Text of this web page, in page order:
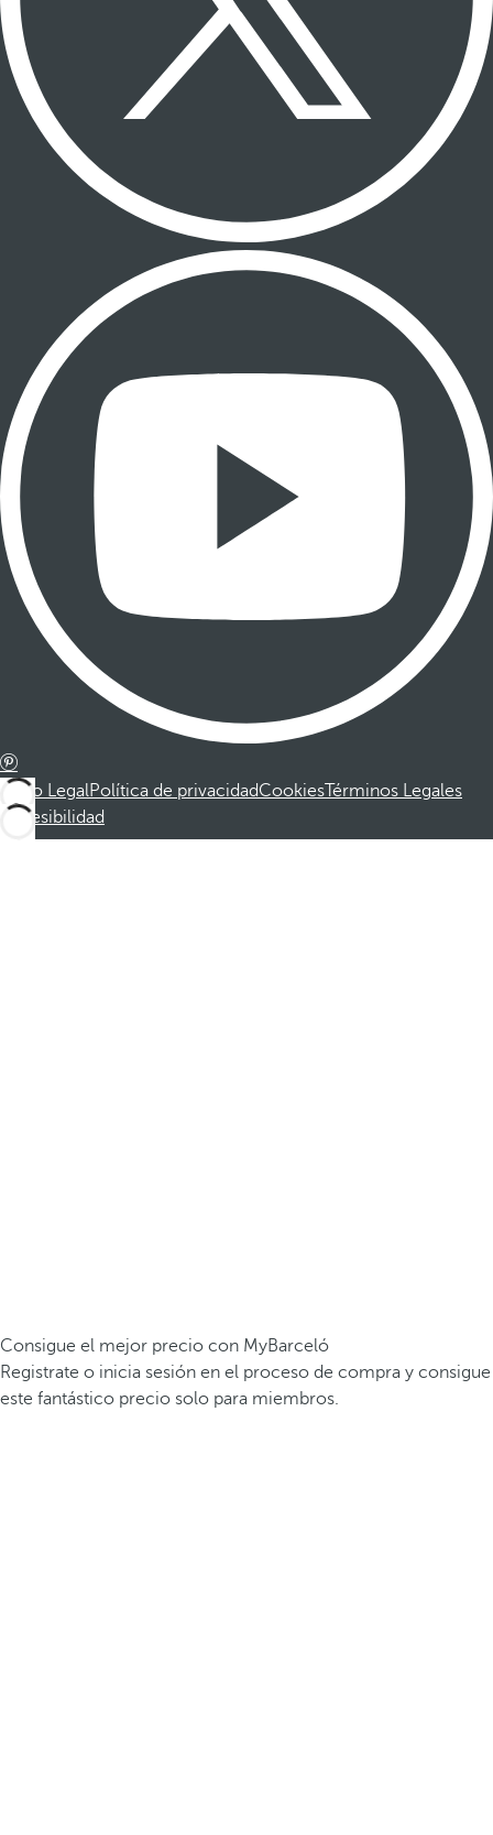
Aviso LegalPolítica de privacidadCookiesTérminos Legales
Accesibilidad
Consigue el mejor precio con MyBarceló
Registrate o inicia sesión en el proceso de compra y consigue
este fantástico precio solo para miembros.